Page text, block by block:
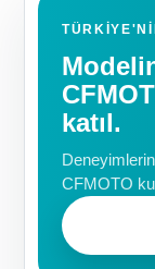
katıl.
CFMOTO